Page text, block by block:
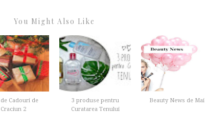
You Might Also Like
Cadouri de
Craciun 2
3 produse pentru
Curatarea Tenului
Beauty News de Mai